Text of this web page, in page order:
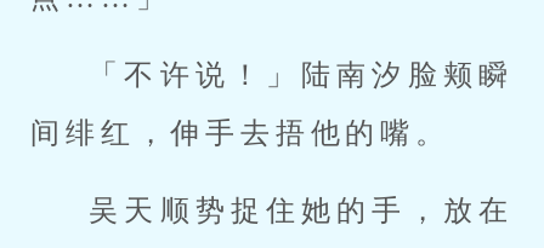
「不许说！」陆南汐脸颊瞬
间绯红，伸手去捂他的嘴。
吴天顺势捉住她的手，放在